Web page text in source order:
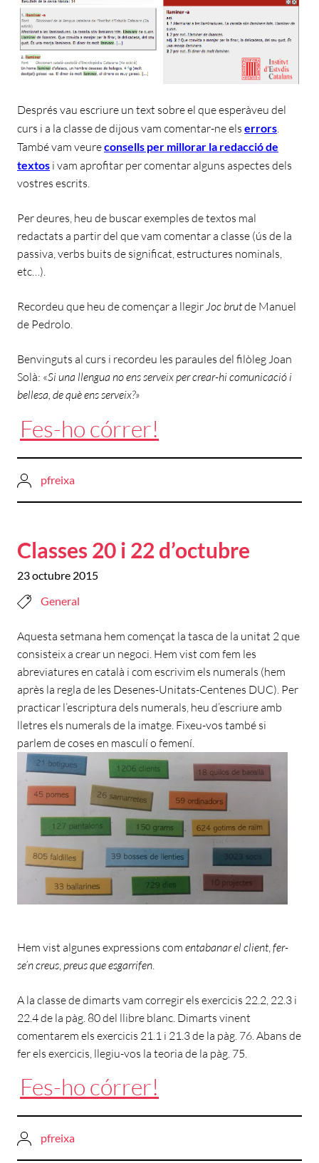
Després vau escriure un text sobre el que esperàveu del
curs i a la classe de dijous vam comentar-ne els errors.
També vam veureconsells per millorar la redacció de
textos i vam aprofitar per comentar alguns aspectes dels
vostres escrits.
Per deures, heu de buscar exemples de textos mal
redactats a partir del que vam comentar a classe (ús de la
passiva, verbs buits de significat, estructures nominals,
etc…).
Recordeu que heu de començar a llegirJoc brutde Manuel
de Pedrolo.
Benvinguts al curs i recordeu les paraules del filòleg Joan
Solà: «Si una llengua no ens serveix per crear-hi comunicació i
bellesa, de què ens serveix?»
Fes-ho córrer!
pfreixa
Classes 20 i 22 d’octubre
23 octubre 2015
General
Aquesta setmana hem començat la tasca de la unitat 2 que
consisteix a crear un negoci. Hem vist com fem les
abreviatures en català i com escrivim els numerals (hem
après la regla de les Desenes-Unitats-Centenes DUC). Per
practicar l’escriptura dels numerals, heu d’escriure amb
lletres els numerals de la imatge. Fixeu-vos també si
parlem de coses en masculí o femení.
Hem vist algunes expressions com entabanar el client, fer-
se’n creus preus que esgarrifen
A la classe de dimarts vam corregir els exercicis 22.2, 22.3 i
22.4 de la pàg. 80 del llibre blanc. Dimarts vinent
comentarem els exercicis 21.1 i 21.3 de la pàg. 76. Abans de
fer els exercicis, llegiu-vos la teoria de la pàg. 75.
Fes-ho córrer!
pfreixa